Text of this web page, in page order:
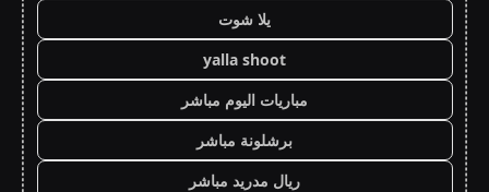
يلا شوت
yalla shoot
مباريات اليوم مباشر
برشلونة مباشر
ريال مدريد مباشر